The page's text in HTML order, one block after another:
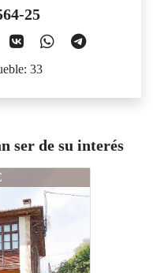
25
33
ser de su interés
€